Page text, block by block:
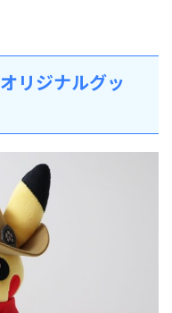
オリジナルグッ